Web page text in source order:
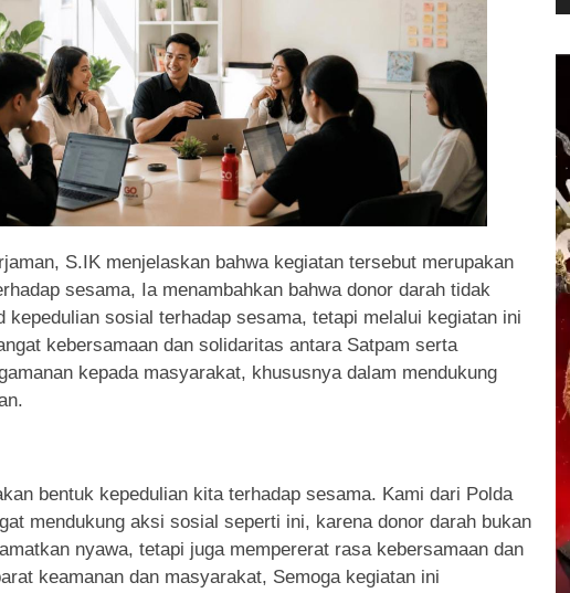
S.IK menjelaskan bahwa kegiatan tersebut merupakan
sesama, Ia menambahkan bahwa donor darah tidak
kepedulian sosial terhadap sesama, tetapi melalui kegiatan ini
kebersamaan dan solidaritas antara Satpam serta
kepada masyarakat, khususnya dalam mendukung
bentuk kepedulian kita terhadap sesama. Kami dari Polda
mendukung aksi sosial seperti ini, karena donor darah bukan
nyawa, tetapi juga mempererat rasa kebersamaan dan
keamanan dan masyarakat, Semoga kegiatan ini